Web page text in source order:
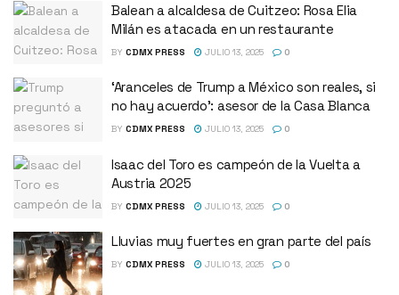
Balean a alcaldesa de Cuitzeo: Rosa Elia
Milán es atacada en un restaurante
BY CDMX PRESS JULIO 13, 2025 0
‘Aranceles de Trump a México son reales, si
no hay acuerdo’: asesor de la Casa Blanca
BY CDMX PRESS JULIO 13, 2025 0
Isaac del Toro es campeón de la Vuelta a
Austria 2025
BY CDMX PRESS JULIO 13, 2025 0
Lluvias muy fuertes en gran parte del país
BY CDMX PRESS JULIO 13, 2025 0